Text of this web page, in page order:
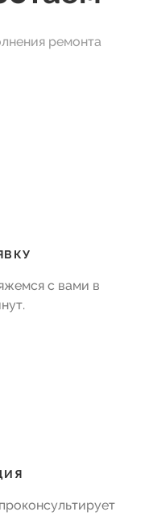
ремонта
с вами в